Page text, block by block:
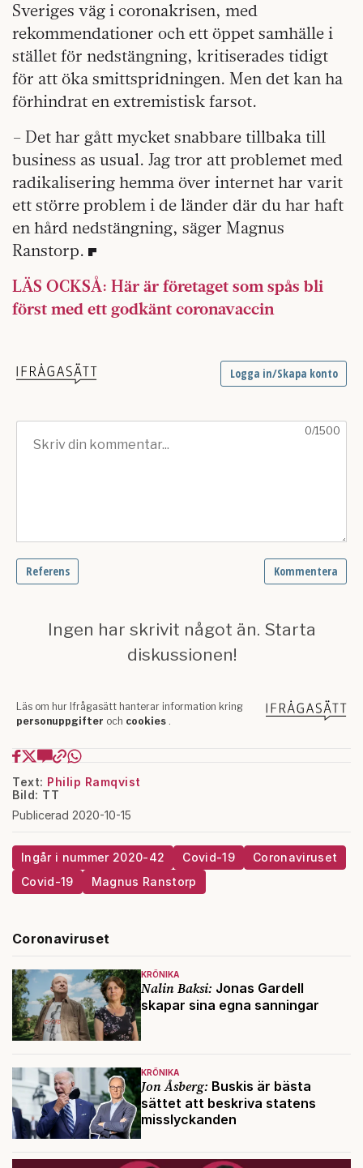
Sveriges väg i coronakrisen, med
rekommendationer och ett öppet samhälle i
stället för nedstängning, kritiserades tidigt
för att öka smittspridningen. Men det kan ha
förhindrat en extremistisk farsot.
– Det har gått mycket snabbare tillbaka till
business as usual. Jag tror att problemet med
radikalisering hemma över internet har varit
ett större problem i de länder där du har haft
en hård nedstängning, säger Magnus
Ranstorp.
LÄS OCKSÅ: Här är företaget som spås bli
först med ett godkänt coronavaccin
Text: Philip Ramqvist
Bild: TT
Publicerad 2020-10-15
Ingår i nummer 2020-42 Covid-19
Coronaviruset
Covid-19
Magnus Ranstorp
Coronaviruset
KRÖNIKA
Nalin Baksi: Jonas Gardell
skapar sina egna sanningar
KRÖNIKA
Jon Åsberg: Buskis är bästa
sättet att beskriva statens
misslyckanden